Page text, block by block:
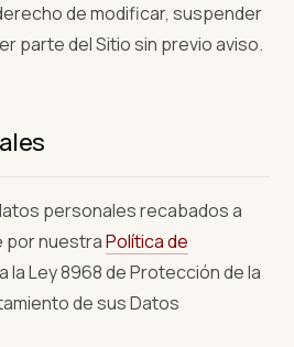
de modificar, suspender
parte del Sitio sin previo aviso.
personales recabados a
por nuestraPolítica de
la Ley 8968 de Protección de la
de sus Datos